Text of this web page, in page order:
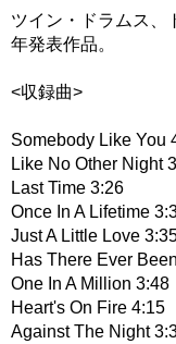
ツイン・ドラムス、
年発表作品。
<収録曲>
Somebody Like You
Like No Other Night
Last Time 3:26
Once In A Lifetime
Just A Little Love
Has There Ever
One In A Million 3:48
Heart's On Fire 4:15
Against The Night